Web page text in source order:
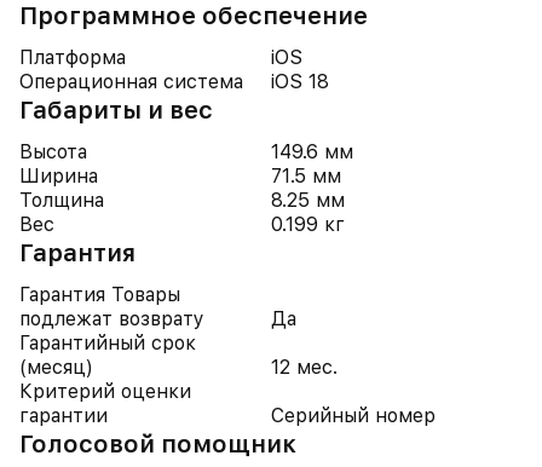
Программное обеспечение
Платформа
iOS
Операционная система
iOS 18
Габариты и вес
Высота
149.6 мм
Ширина
71.5 мм
Толщина
8.25 мм
Вес
0.199 кг
Гарантия
Гарантия Товары
подлежат возврату
Да
Гарантийный срок
(месяц)
12 мес.
Критерий оценки
гарантии
Серийный номер
Голосовой помощник